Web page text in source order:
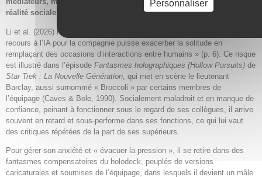
réalité sociale.
Li et al. (2026) mettent en garde contre le fait qu’« il est possible que le
recours à l’IA pour la compagnie puisse exacerber la solitude en
remplaçant des occasions d’interactions entre humains » (p. 6). Ce risque
est illustré dans l’épisode Fantasmes holographiques (Hollow Pursuits) de
Star Trek : La Nouvelle Génération , qui met en scène le lieutenant
Barclay, aussi surnommé « Broccoli » par certains membres de
l’équipage (Caves & Bole, 1990). Socialement maladroit et en manque de
confiance, peinant à fonctionner sous le regard de ses collègues, il arrive
souvent en retard et sous-performe dans ses fonctions, ce qui lui vaut
des critiques répétées de la part de ses supérieurs.
Pour gérer son anxiété et « évacuer la pression », il se retire dans des
fantasmes compensatoires du holodeck, peuplés de versions
caricaturales et soumises de l’équipage, dans lesquels il devient un mâle
Personnaliser